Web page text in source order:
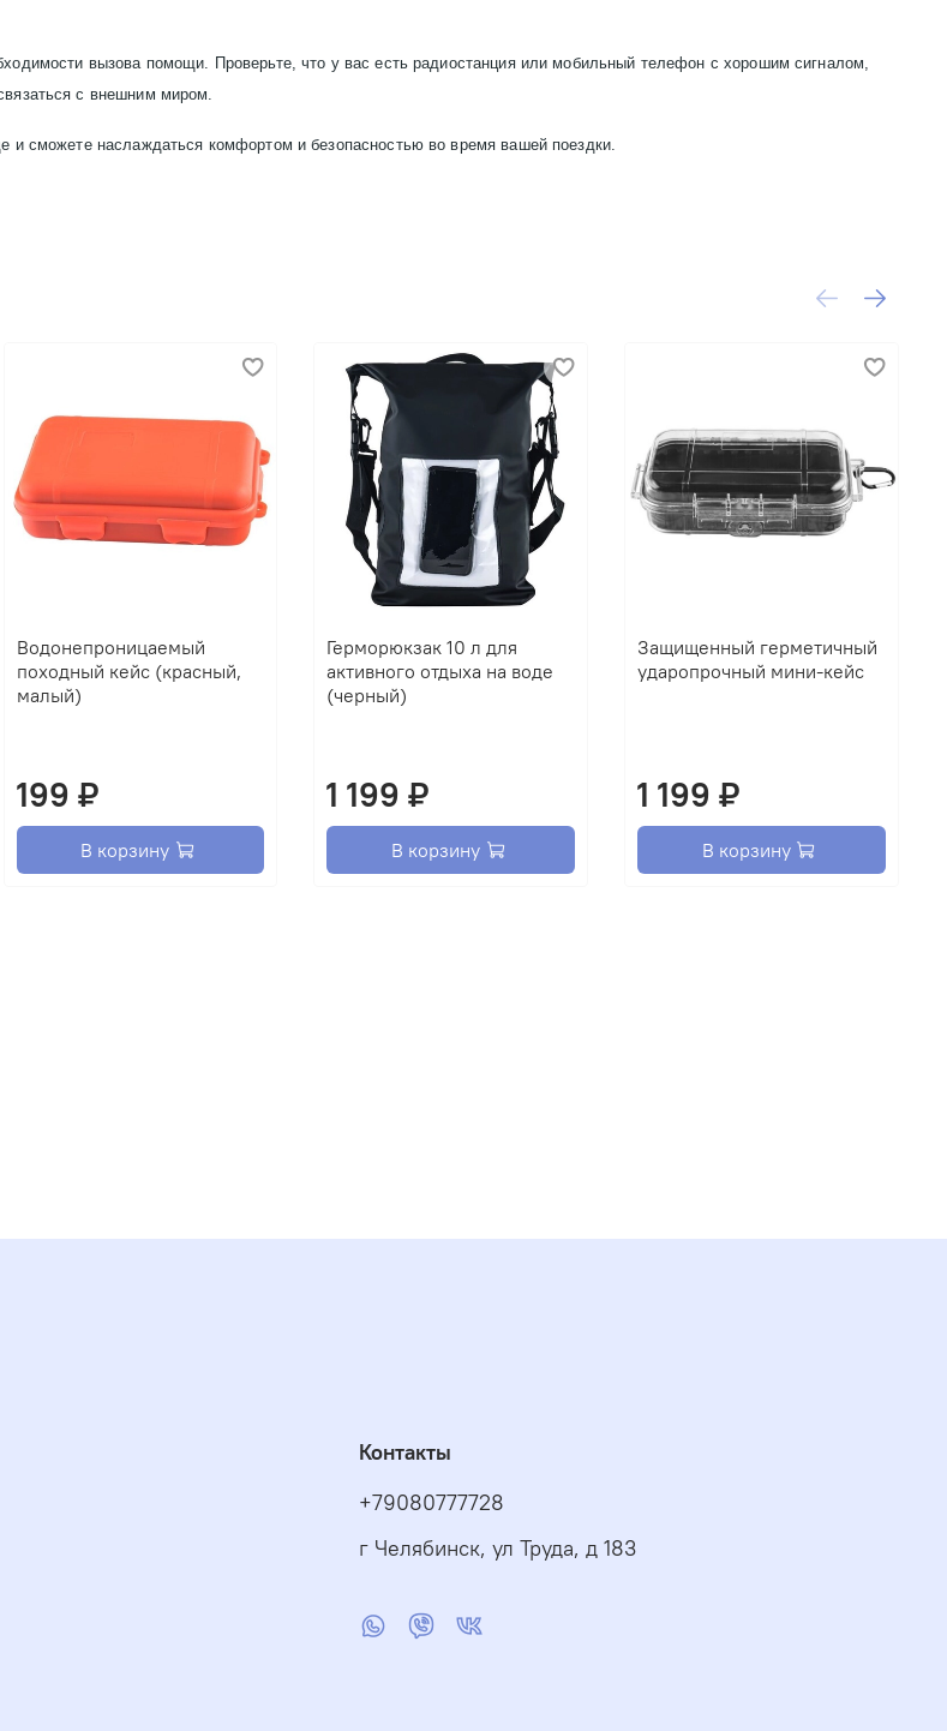
вызова помощи. Проверьте, что у вас есть радиостанция или мобильный телефон с хорошим сигналом,
с внешним миром.
сможете наслаждаться комфортом и безопасностью во время вашей поездки.
Водонепроницаемый
походный кейс (красный,
малый)
199 ₽
В корзину
Герморюкзак 10 л для
активного отдыха на воде
(черный)
1 199 ₽
В корзину
Защищенный герметичный
ударопрочный мини-кейс
1 199 ₽
В корзину
Контакты
+79080777728
г Челябинск, ул Труда, д 183